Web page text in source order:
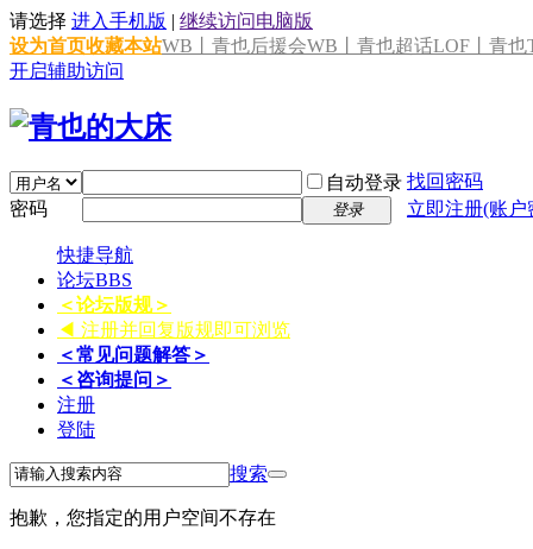
请选择 进入手机版 | 继续访问电脑版
设为首页收藏本站WB丨青也后援会WB丨青也超话LOF丨青也
开启辅助访问
自动登录 找回密码
密码
登录 立即注册(账
快捷导航
论坛BBS
＜论坛版规＞
◀ 注册并回复版规即可浏览
＜常见问题解答＞
＜咨询提问＞
注册
登陆
搜索
抱歉，您指定的用户空间不存在